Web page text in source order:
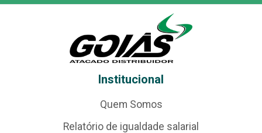
Institucional
Quem Somos
Relatório de igualdade salarial